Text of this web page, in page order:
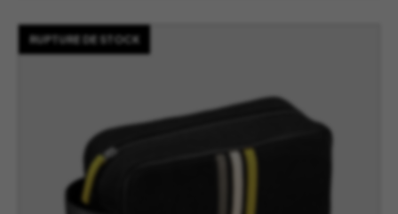
RUPTURE DE STOCK